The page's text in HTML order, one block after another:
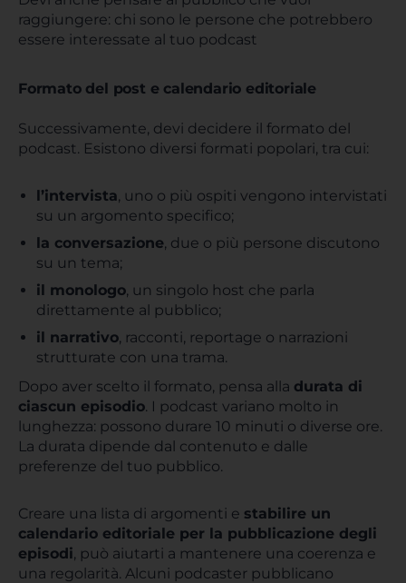
raggiungere: chi sono le persone che potrebbero
essere interessate al tuo podcast
Formato del post e calendario editoriale
Successivamente, devi decidere il formato del
podcast. Esistono diversi formati popolari, tra cui:
l’intervista, uno o più ospiti vengono intervistati
su un argomento specifico;
la conversazione, due o più persone discutono
su un tema;
il monologo, un singolo host che parla
direttamente al pubblico;
il narrativo, racconti, reportage o narrazioni
strutturate con una trama.
Dopo aver scelto il formato, pensa alla durata di
ciascun episodio. I podcast variano molto in
lunghezza: possono durare 10 minuti o diverse ore.
La durata dipende dal contenuto e dalle
preferenze del tuo pubblico.
Creare una lista di argomenti e stabilire un
calendario editoriale per la pubblicazione degli
episodi, può aiutarti a mantenere una coerenza e
una regolarità. Alcuni podcaster pubblicano